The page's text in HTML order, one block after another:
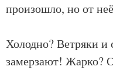
произошло, но от
Холодно? Ветряки и
замерзают! Жарко?